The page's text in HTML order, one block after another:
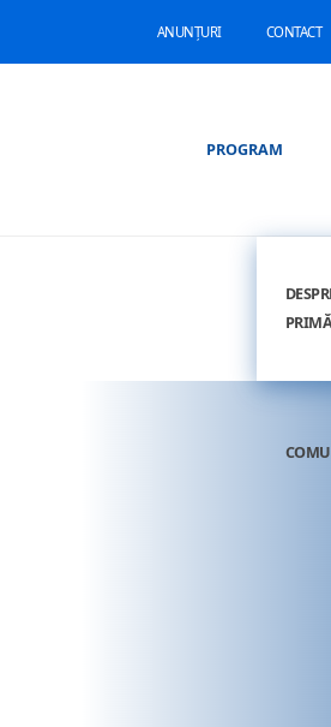
ANUNȚURI CONTACT
PROGRAM